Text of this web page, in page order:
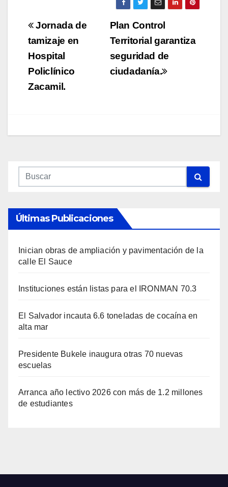
Navegación
de
entradas
Plan Control
Territorial garantiza
seguridad de
ciudadanía.
Jornada de
tamizaje en
Hospital
Policlínico
Zacamil.
Últimas Publicaciones
Inician obras de ampliación y pavimentación de la
calle El Sauce
Instituciones están listas para el IRONMAN 70.3
El Salvador incauta 6.6 toneladas de cocaína en
alta mar
Presidente Bukele inaugura otras 70 nuevas
escuelas
Arranca año lectivo 2026 con más de 1.2 millones
de estudiantes